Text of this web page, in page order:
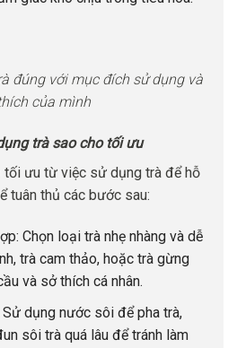
đúng với mục đích sử dụng và
của mình
trà sao cho tối ưu
ưu từ việc sử dụng trà để hỗ
tuân thủ các bước sau:
Chọn loại trà nhẹ nhàng và dễ
trà cam thảo, hoặc trà gừng
và sở thích cá nhân.
dụng nước sôi để pha trà,
sôi trà quá lâu để tránh làm